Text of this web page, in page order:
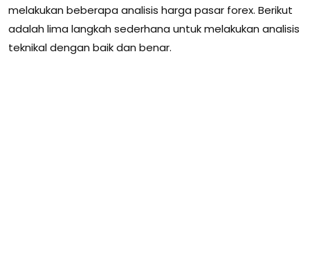
melakukan beberapa analisis harga pasar forex. Berikut
adalah lima langkah sederhana untuk melakukan analisis
teknikal dengan baik dan benar.